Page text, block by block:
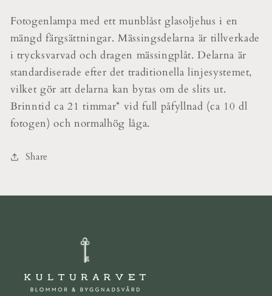
Fotogenlampa med ett munblåst glasoljehus i en
mängd färgsättningar. Mässingsdelarna är tillverkade
i trycksvarvad och dragen mässingplåt. Delarna är
standardiserade efter det traditionella linjesystemet,
vilket gör att delarna kan bytas om de slits ut.
Brinntid ca 21 timmar* vid full påfyllnad (ca 10 dl
fotogen) och normalhög låga.
Share